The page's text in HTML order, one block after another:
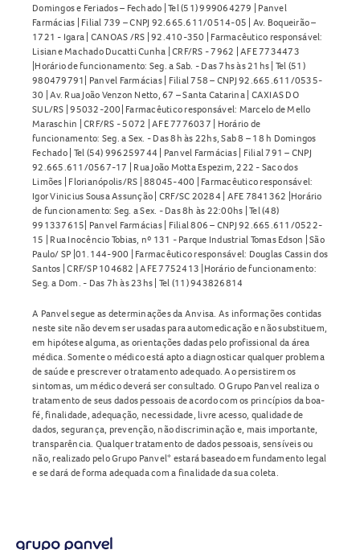
Domingos e Feriados – Fechado | Tel (51) 999064279 | Panvel
Farmácias | Filial 739 – CNPJ 92.665.611/0514-05 | Av. Boqueirão –
1721 - Igara | CANOAS /RS | 92.410-350 | Farmacêutico responsável:
Lisiane Machado Ducatti Cunha | CRF/RS - 7962 | AFE 7734473
|Horário de funcionamento: Seg. a Sab. - Das 7hs às 21hs | Tel (51)
980479791| Panvel Farmácias | Filial 758 – CNPJ 92.665.611/0535-
30 | Av. Rua João Venzon Netto, 67 – Santa Catarina | CAXIAS DO
SUL/RS | 95032-200| Farmacêutico responsável: Marcelo de Mello
Maraschin | CRF/RS - 5072 | AFE 7776037 | Horário de
funcionamento: Seg. a Sex. - Das 8h às 22hs, Sab 8 – 18 h Domingos
Fechado | Tel (54) 996259744 | Panvel Farmácias | Filial 791 – CNPJ
92.665.611/0567-17 | Rua João Motta Espezim, 222 - Saco dos
Limões | Florianópolis/RS | 88045-400 | Farmacêutico responsável:
Igor Vinicius Sousa Assunção | CRF/SC 20284 | AFE 7841362 |Horário
de funcionamento: Seg. a Sex. - Das 8h às 22:00hs | Tel (48)
991337615| Panvel Farmácias | Filial 806 – CNPJ 92.665.611/0522-
15 | Rua Inocêncio Tobias, nº 131 - Parque Industrial Tomas Edson | São
Paulo/ SP |01.144-900 | Farmacêutico responsável: Douglas Cassin dos
Santos | CRF/SP 104682 | AFE 7752413 |Horário de funcionamento:
Seg. a Dom. - Das 7h às 23hs | Tel (11) 943826814
A Panvel segue as determinações da Anvisa. As informações contidas
neste site não devem ser usadas para automedicação e não substituem,
em hipótese alguma, as orientações dadas pelo profissional da área
médica. Somente o médico está apto a diagnosticar qualquer problema
de saúde e prescrever o tratamento adequado. Ao persistirem os
sintomas, um médico deverá ser consultado. O Grupo Panvel realiza o
tratamento de seus dados pessoais de acordo com os princípios da boa-
fé, finalidade, adequação, necessidade, livre acesso, qualidade de
dados, segurança, prevenção, não discriminação e, mais importante,
transparência. Qualquer tratamento de dados pessoais, sensíveis ou
não, realizado pelo Grupo Panvel* estará baseado em fundamento legal
e se dará de forma adequada com a finalidade da sua coleta.